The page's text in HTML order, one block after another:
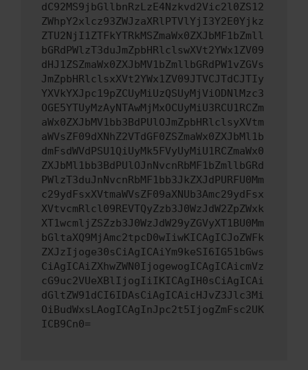
dC92MS9jbGllbnRzLzE4Nzkvd2Vic2l0ZS12
ZWhpY2xlcz93ZWJzaXRlPTVlYjI3Y2E0Yjkz
ZTU2NjI1ZTFkYTRkMSZmaWx0ZXJbMF1bZmll
bGRdPWlzT3duJmZpbHRlclswXVt2YWx1ZV09
dHJ1ZSZmaWx0ZXJbMV1bZmllbGRdPW1vZGVs
JmZpbHRlclsxXVt2YWx1ZV09JTVCJTdCJTIy
YXVkYXJpc19pZCUyMiUzQSUyMjViODNlMzc3
OGE5YTUyMzAyNTAwMjMxOCUyMiU3RCU1RCZm
aWx0ZXJbMV1bb3BdPUlOJmZpbHRlclsyXVtm
aWVsZF09dXNhZ2VTdGF0ZSZmaWx0ZXJbMl1b
dmFsdWVdPSU1QiUyMk5FVyUyMiU1RCZmaWx0
ZXJbMl1bb3BdPUlOJnNvcnRbMF1bZmllbGRd
PWlzT3duJnNvcnRbMF1bb3JkZXJdPURFU0Mm
c29ydFsxXVtmaWVsZF09aXNUb3Amc29ydFsx
XVtvcmRlcl09REVTQyZzb3J0WzJdW2ZpZWxk
XT1wcmljZSZzb3J0WzJdW29yZGVyXT1BU0Mm
bGltaXQ9MjAmc2tpcD0wIiwKICAgICJoZWFk
ZXJzIjoge30sCiAgICAiYm9keSI6IG51bGws
CiAgICAiZXhwZWN0IjogewogICAgICAicmVz
cG9uc2VUeXBlIjogIiIKICAgIH0sCiAgICAi
dGltZW91dCI6IDAsCiAgICAicHJvZ3Jlc3Mi
OiBudWxsLAogICAgInJpc2t5IjogZmFsc2UK
ICB9Cn0=